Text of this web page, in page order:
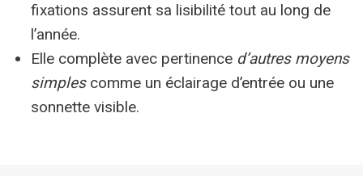
fixations assurent sa lisibilité tout au long de
l’année.
Elle complète avec pertinence d’autres moyens
simplescomme un éclairage d’entrée ou une
sonnette visible.